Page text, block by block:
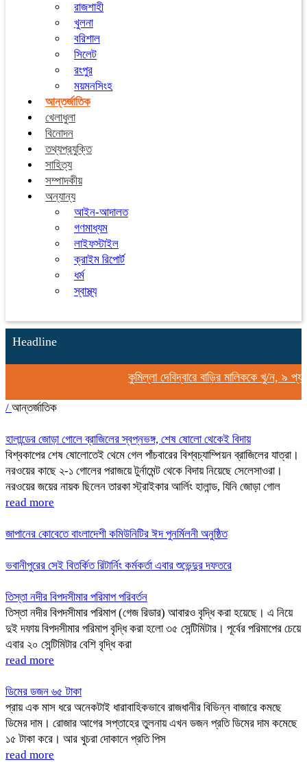
রাজশাহী
খুলনা
বরিশাল
সিলেট
রংপুর
ময়মনসিংহ
আন্তর্জাতিক
খেলাধুলা
বিনোদন
তথ্যপ্রযুক্তি
সাহিত্য
সম্পাদকীয়
অন্যান্য
আইন-আদালত
গণমাধ্যম
লাইফস্টাইল
ক্রাইম রিপোর্ট
ধর্ম
স্বাস্থ্য
Headline
কুমিল্লা দেবিদ্বারে বাড়ির মালিককে খু/ন, ৯
/ আন্তর্জাতিক
হালান্ডের জোড়া গোলে ব্রাজিলের স্বপ্নভঙ্গ, শেষ ষোলো থেকেই বিদায়
বিশ্বকাপের শেষ ষোলোতেই থেমে গেল পাঁচবারের বিশ্বচ্যাম্পিয়ন ব্রাজিলের যাত্রা।
নরওয়ের কাছে ২-১ গোলের পরাজয়ে টুর্নামেন্ট থেকে বিদায় নিয়েছে সেলেসাওরা।
নরওয়ের জয়ের নায়ক ছিলেন তারকা স্ট্রাইকার আর্লিং হালান্ড, যিনি জোড়া গোল
read more
জাপানের কোবেতে বাংলাদেশী কমিউনিটির ঈদ পুনর্মিলনী অনুষ্ঠিত
ভবানীপুরের সেই বিতর্কিত রিটার্নিং কর্মকর্তা এবার শুভেন্দুর দফতরে
তিস্তা নদীর বিপদসীমার পরিমাপ পরিবর্তন
তিস্তা নদীর বিপদসীমার পরিমাপ (গেজ রিডার) আবারও বৃদ্ধি করা হয়েছে। এ নিয়ে
দুই দফায় বিপদসীমার পরিমাপ বৃদ্ধি করা হলো ৩৫ সেন্টিমিটার। পূর্বের পরিমাপের চেয়ে
এবার ২০ সেন্টিমিটার বেশি বৃদ্ধি করা
read more
ডিমের ডজন ৬৫ টাকা
প্রায় এক মাস ধরে অনেকটাই ধারাবাহিকভাবে রাজধানীর বিভিন্ন বাজারে কমছে
ডিমের দাম। রোজার আগের সপ্তাহের তুলনায় এখন ডজন প্রতি ডিমের দাম কমেছে
১৫ টাকা করে। আর খুচরা দোকানে প্রতি পিস
read more